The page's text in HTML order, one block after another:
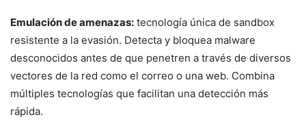
Emulación de amenazas: tecnología única de sandbox
resistente a la evasión. Detecta y bloquea malware
desconocidos antes de que penetren a través de diversos
vectores de la red como el correo o una web. Combina
múltiples tecnologías que facilitan una detección más
rápida.